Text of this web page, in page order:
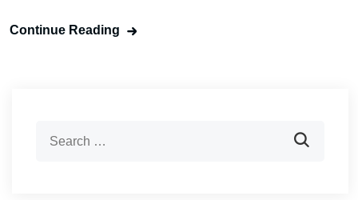
Continue Reading